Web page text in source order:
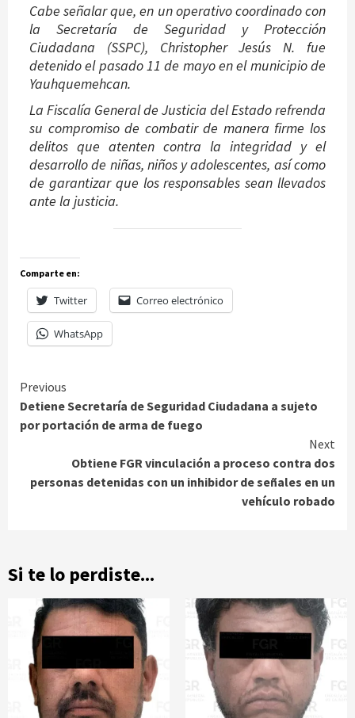
Cabe señalar que, en un operativo coordinado con
la Secretaría de Seguridad y Protección
Ciudadana (SSPC), Christopher Jesús N. fue
detenido el pasado 11 de mayo en el municipio de
Yauhquemehcan.
La Fiscalía General de Justicia del Estado refrenda
su compromiso de combatir de manera firme los
delitos que atenten contra la integridad y el
desarrollo de niñas, niños y adolescentes, así como
de garantizar que los responsables sean llevados
ante la justicia.
Comparte en:
Twitter Correo electrónico
WhatsApp
Continue
Reading
Previous
Detiene Secretaría de Seguridad Ciudadana a sujeto
por portación de arma de fuego
Next
Obtiene FGR vinculación a proceso contra dos
personas detenidas con un inhibidor de señales en un
vehículo robado
Si te lo perdiste...